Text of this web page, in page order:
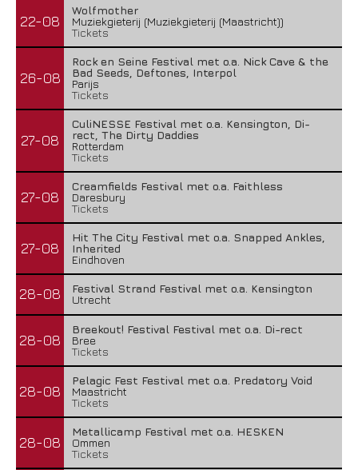
22-08
Wolfmother
Muziekgieterij (Muziekgieterij (Maastricht))
Tickets
26-08
Rock en Seine Festival met o.a. Nick Cave & the
Bad Seeds, Deftones, Interpol
Parijs
Tickets
27-08
CuliNESSE Festival met o.a. Kensington, Di-
rect, The Dirty Daddies
Rotterdam
Tickets
27-08
Creamfields Festival met o.a. Faithless
Daresbury
Tickets
27-08
Hit The City Festival met o.a. Snapped Ankles,
Inherited
Eindhoven
28-08
Festival Strand Festival met o.a. Kensington
Utrecht
28-08
Breekout! Festival Festival met o.a. Di-rect
Bree
Tickets
28-08
Pelagic Fest Festival met o.a. Predatory Void
Maastricht
Tickets
28-08
Metallicamp Festival met o.a. HESKEN
Ommen
Tickets